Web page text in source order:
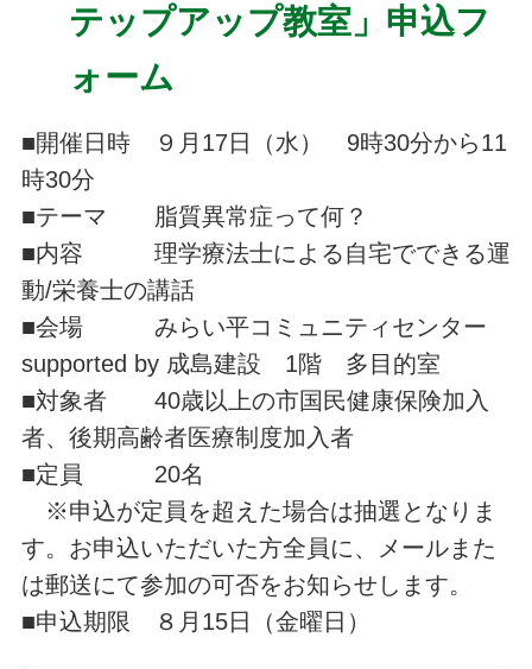
テップアップ教室」申込フ
ォーム
■開催日時 ９月17日（水） 9時30分から11
時30分
■テーマ 脂質異常症って何？
■内容 理学療法士による自宅でできる運
動/栄養士の講話
■会場 みらい平コミュニティセンター
supported by 成島建設 1階 多目的室
■対象者 40歳以上の市国民健康保険加入
者、後期高齢者医療制度加入者
■定員 20名
※申込が定員を超えた場合は抽選となりま
す。お申込いただいた方全員に、メールまた
は郵送にて参加の可否をお知らせします。
■申込期限 ８月15日（金曜日）